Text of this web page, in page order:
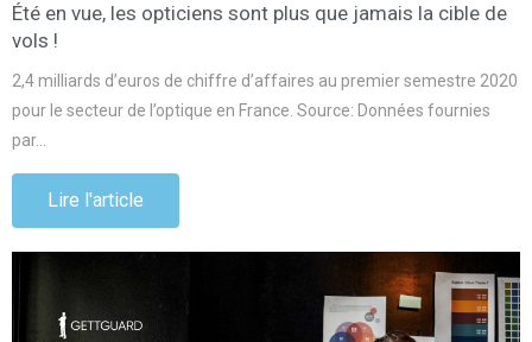
Été en vue, les opticiens sont plus que jamais la cible de
vols !
2,4 milliards d’euros de chiffre d’affaires au premier semestre 2020
pour le secteur de l’optique en France. Source: Données fournies
par…
Lire l'article